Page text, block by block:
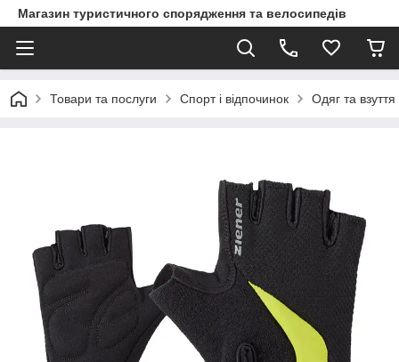
Магазин туристичного спорядження та велосипедів
Товари та послуги Спорт і відпочинок Одяг та